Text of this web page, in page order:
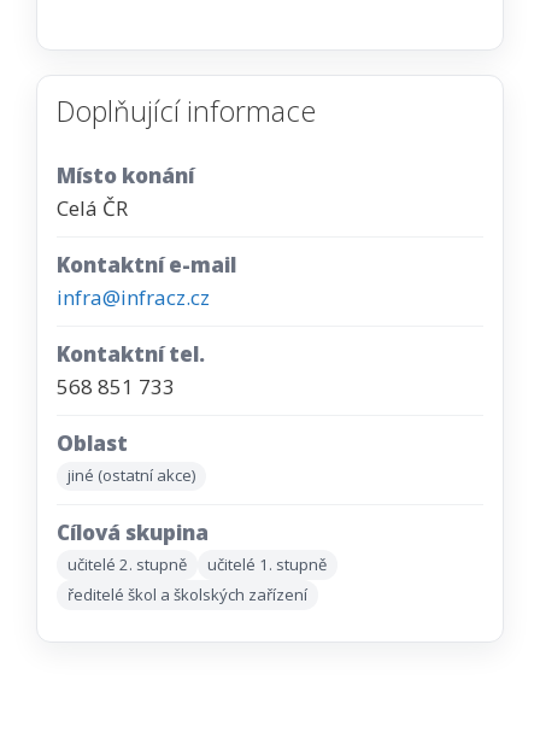
Doplňující informace
Místo konání
Celá ČR
Kontaktní e-mail
infra@infracz.cz
Kontaktní tel.
568 851 733
Oblast
jiné (ostatní akce)
Cílová skupina
učitelé 2. stupně
učitelé 1. stupně
ředitelé škol a školských zařízení